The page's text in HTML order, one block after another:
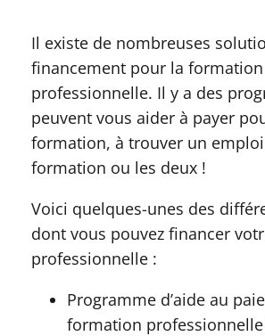
Il existe de nombreuses
financement pour la formation
professionnelle. Il y a des
peuvent vous aider à payer
formation, à trouver un
formation ou les deux !
Voici quelques-unes des
dont vous pouvez financer
professionnelle :
Programme d’aide au
formation professionnelle